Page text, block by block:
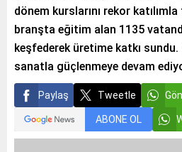
dönem kurslarını rekor
branşta eğitim alan 1135
keşfederek üretime katkı
sanatla güçlenmeye devam
Paylaş Tweetle
ABONE OL